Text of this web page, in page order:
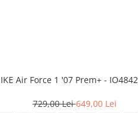
Air Force 1 '07 Prem+ -
729,00 Lei649,00 Lei